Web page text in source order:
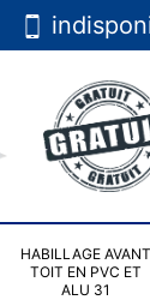
HABILLAGE AVANT
TOIT EN PVC ET
ALU 31